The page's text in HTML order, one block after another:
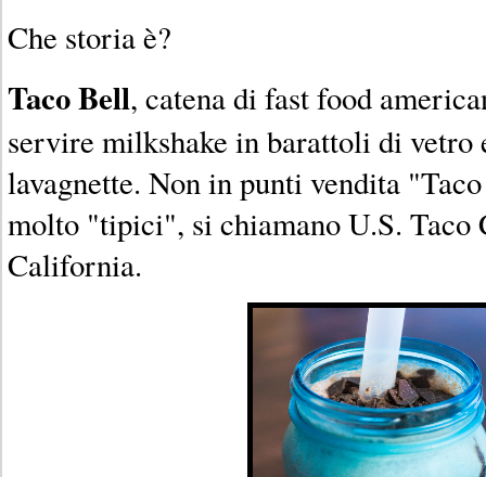
Che storia è?
Taco Bell, catena di fast food
servire milkshake in barattoli di vetro
lavagnette. Non in punti vendita
molto "tipici", si chiamano U.S. Taco
California.